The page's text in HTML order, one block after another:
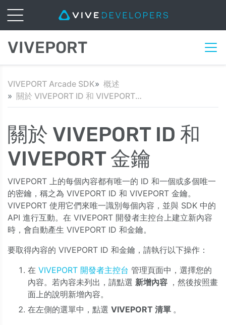
VIVEPORT
VIVEPORT Arcade SDK
概述
關於 VIVEPORT ID 和 VIVEPORT 金鑰
關於 VIVEPORT ID 和
VIVEPORT 金鑰
VIVEPORT 上的每個內容都有唯一的 ID 和一個或多個唯一
的密鑰，稱之為 VIVEPORT ID 和 VIVEPORT 金鑰。
VIVEPORT 使用它們來唯一識別每個內容，並與 SDK 中的
API 進行互動。在 VIVEPORT 開發者主控台上建立新內容
時，會自動產生 VIVEPORT ID 和金鑰。
要取得內容的 VIVEPORT ID 和金鑰，請執行以下操作：
在 VIVEPORT 開發者主控台 管理頁面中，選擇您的
內容。若內容未列出，請點選 新增內容 ，然後按照畫
面上的說明新增內容。
在左側的選單中，點選 VIVEPORT 清單 。